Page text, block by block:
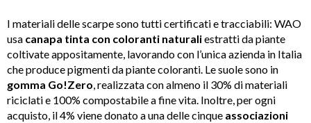
I materiali delle scarpe sono tutti certificati e tracciabili: WAO
usa canapa tinta con coloranti naturaliestratti da piante
coltivate appositamente, lavorando con l’unica azienda in Italia
che produce pigmenti da piante coloranti. Le suole sono in
gomma Go!Zero, realizzata con almeno il 30% di materiali
riciclati e 100% compostabile a fine vita. Inoltre, per ogni
acquisto, il 4% viene donato a una delle cinque associazioni